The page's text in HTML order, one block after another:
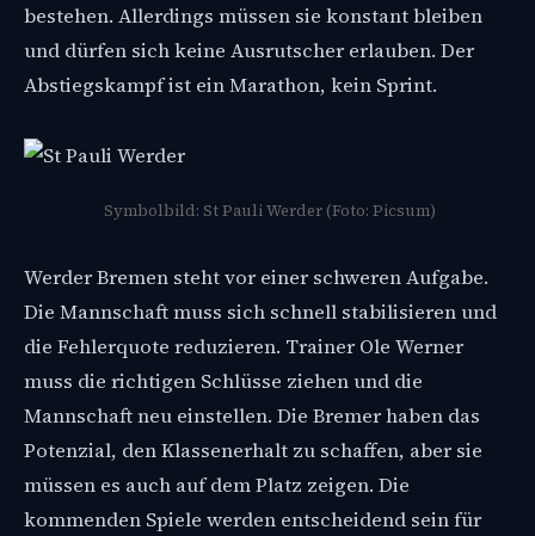
bestehen. Allerdings müssen sie konstant bleiben
und dürfen sich keine Ausrutscher erlauben. Der
Abstiegskampf ist ein Marathon, kein Sprint.
Symbolbild: St Pauli Werder (Foto: Picsum)
Werder Bremen steht vor einer schweren Aufgabe.
Die Mannschaft muss sich schnell stabilisieren und
die Fehlerquote reduzieren. Trainer Ole Werner
muss die richtigen Schlüsse ziehen und die
Mannschaft neu einstellen. Die Bremer haben das
Potenzial, den Klassenerhalt zu schaffen, aber sie
müssen es auch auf dem Platz zeigen. Die
kommenden Spiele werden entscheidend sein für